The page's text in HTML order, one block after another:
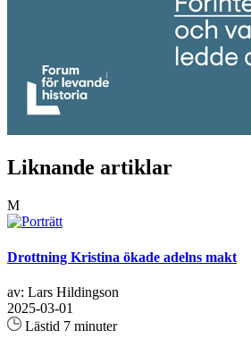
Liknande artiklar
M
Drottning Kristina ökade adelns makt
av: Lars Hildingson
2025-03-01
Lästid 7 minuter